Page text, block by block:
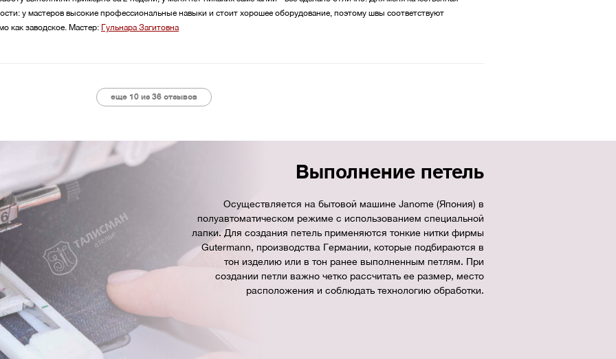
у мастеров высокие профессиональные навыки и стоит хорошее оборудование, поэтому швы соответствуют
как заводское. Мастер: Гульнара Загитовна
еще 10 из 36 отзывов
Выполнение петель
Осуществляется на бытовой машине Janome (Япония) в
полуавтоматическом режиме с использованием специальной
лапки. Для создания петель применяются тонкие нитки фирмы
Gutermann, производства Германии, которые подбираются в
тон изделию или в тон ранее выполненным петлям. При
создании петли важно четко рассчитать ее размер, место
расположения и соблюдать технологию обработки.